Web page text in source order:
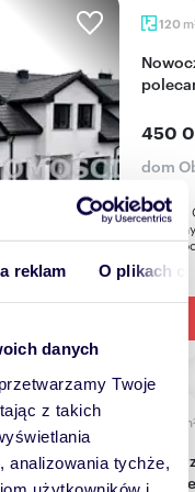
reklam O plikach
danych
przetwarzamy Twoje
z takich
tychże,
120 m
Nowoczesny dom 120 m² z garażem i tarasem
450
dom
DOM W
m
Do sprzedania przestronny dom z oranżerią i